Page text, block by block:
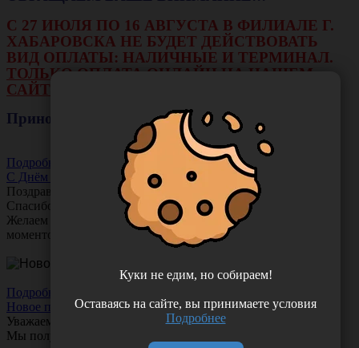
С 27 ИЮЛЯ ПО 16 АВГУСТА В ФИЛИАЛЕ Г.
ХАБАРОВСКА НЕ БУДЕТ ДЕЙСТВОВАТЬ
ВИД ОПЛАТЫ: НАЛИЧНЫЕ И ТЕРМИНАЛ.
ТОЛЬКО ОПЛАТА ОНЛАЙН НА НАШЕМ
САЙТЕ ИЛИ ЧЕРЕЗ РАСЧЕТНЫЙ СЧЕТ.
Приносим свои извинения!
Подробнее
С Днём Акушера-Гинеколога!
Поздравляем с Днём Акушера-Гинеколога!
Спасибо за ваш труд, заботу и тепло!
Желаем вам любви, здоровья и множество счастливых
моментов!
Подробнее
Новое поступление!
Уважаемые клиенты!
Мы получили новое поступление шприцев
Куки не едим, но собираем!
Оставаясь на сайте, вы принимаете условия
Подробнее